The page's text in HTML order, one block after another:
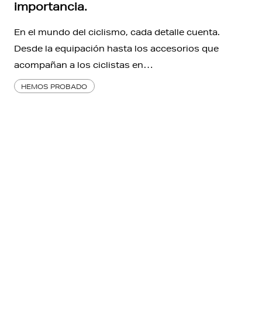
importancia.
En el mundo del ciclismo, cada detalle cuenta.
Desde la equipación hasta los accesorios que
acompañan a los ciclistas en…
HEMOS PROBADO